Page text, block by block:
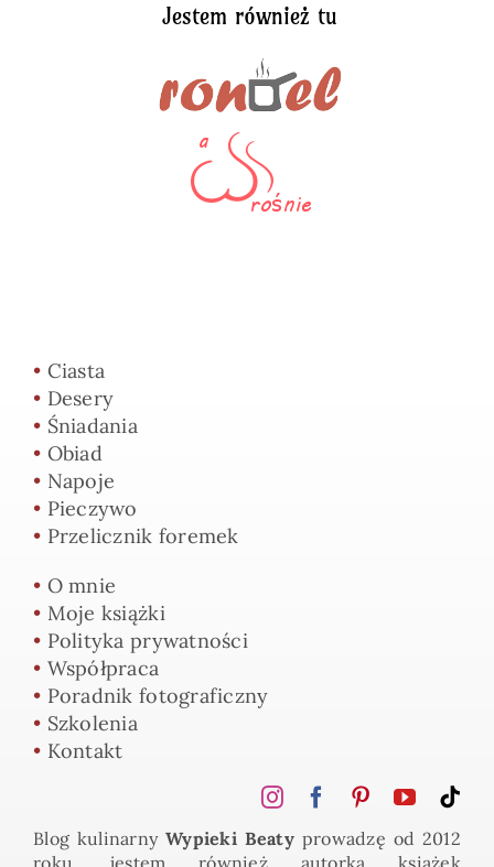
Jestem również tu
• Ciasta
• Desery
• Śniadania
• Obiad
• Napoje
• Pieczywo
• Przelicznik foremek
• O mnie
• Moje książki
• Polityka prywatności
• Współpraca
• Poradnik fotograficzny
• Szkolenia
• Kontakt
Blog kulinarny Wypieki Beaty prowadzę od 2012